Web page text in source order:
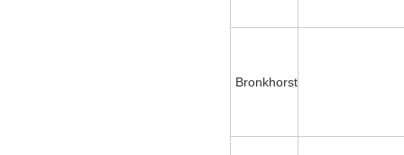
Bronkhorst